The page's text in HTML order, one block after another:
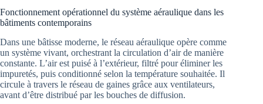
Fonctionnement opérationnel du système aéraulique dans les
bâtiments contemporains
Dans une bâtisse moderne, le réseau aéraulique opère comme
un système vivant, orchestrant la circulation d’air de manière
constante. L’air est puisé à l’extérieur, filtré pour éliminer les
impuretés, puis conditionné selon la température souhaitée. Il
circule à travers le réseau de gaines grâce aux ventilateurs,
avant d’être distribué par les bouches de diffusion.